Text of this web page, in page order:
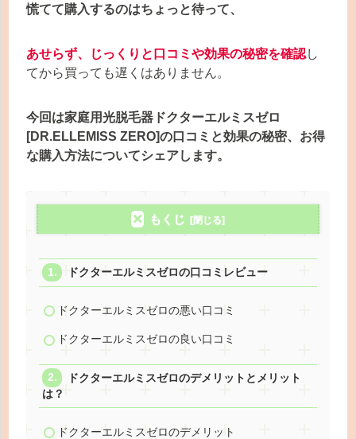
慌てて購入するのはちょっと待って、
あせらず、じっくりと口コミや効果の秘密を確認し
てから買っても遅くはありません。
今回は家庭用光脱毛器ドクターエルミスゼロ
[DR.ELLEMISS ZERO]の口コミと効果の秘密、お得
な購入方法についてシェアします。
もくじ
ドクターエルミスゼロの口コミレビュー
ドクターエルミスゼロの悪い口コミ
ドクターエルミスゼロの良い口コミ
ドクターエルミスゼロのデメリットとメリット
は？
ドクターエルミスゼロのデメリット